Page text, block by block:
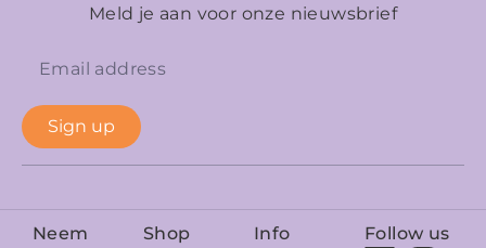
Meld je aan voor onze nieuwsbrief
Sign up
Neem
Shop
Info
Follow us